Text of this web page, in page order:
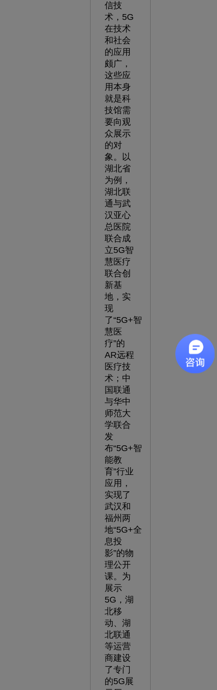
信技
术，5G
在技术
和社会
的应用
颇广，
这些应
用本身
就是科
技馆需
要向观
众展示
的对
象。以
湖北省
为例，
湖北联
通与武
汉亚心
总医院
联合成
立5G智
慧医疗
联合创
新基
地，实
现
了“5G+智
慧医
疗”的
AR远程
医疗技
术；中
国联通
与华中
师范大
学联合
发
布“5G+智
能教
育”行业
应用，
实现了
武汉和
福州两
地“5G+全
息投
影”的物
理公开
课。为
展示
5G，湖
北移
动、湖
北联通
等运营
商建设
了专门
的5G展